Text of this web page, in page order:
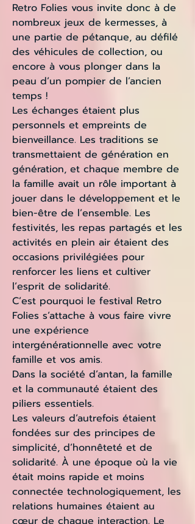
Retro Folies vous invite donc à de
nombreux jeux de kermesses, à
une partie de pétanque, au défilé
des véhicules de collection, ou
encore à vous plonger dans la
peau d’un pompier de l’ancien
temps !
Les échanges étaient plus
personnels et empreints de
bienveillance. Les traditions se
transmettaient de génération en
génération, et chaque membre de
la famille avait un rôle important à
jouer dans le développement et le
bien-être de l’ensemble. Les
festivités, les repas partagés et les
activités en plein air étaient des
occasions privilégiées pour
renforcer les liens et cultiver
l’esprit de solidarité.
C’est pourquoi le festival Retro
Folies s’attache à vous faire vivre
une expérience
intergénérationnelle avec votre
famille et vos amis.
Dans la société d’antan, la famille
et la communauté étaient des
piliers essentiels.
Les valeurs d’autrefois étaient
fondées sur des principes de
simplicité, d’honnêteté et de
solidarité. À une époque où la vie
était moins rapide et moins
connectée technologiquement, les
relations humaines étaient au
cœur de chaque interaction. Le